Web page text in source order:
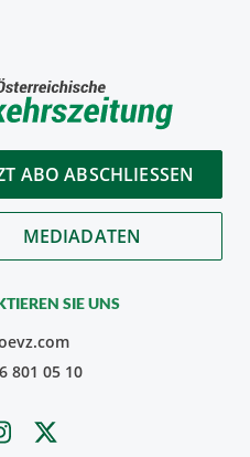
ABO ABSCHLIESSEN
MEDIADATEN
SIE UNS
801 05 10